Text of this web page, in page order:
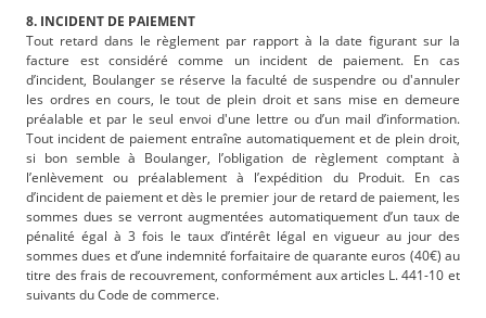
8. INCIDENT DE PAIEMENT
Tout retard dans le règlement par rapport à la date figurant sur la
facture est considéré comme un incident de paiement. En cas
d’incident, Boulanger se réserve la faculté de suspendre ou d'annuler
les ordres en cours, le tout de plein droit et sans mise en demeure
préalable et par le seul envoi d'une lettre ou d’un mail d’information.
Tout incident de paiement entraîne automatiquement et de plein droit,
si bon semble à Boulanger, l’obligation de règlement comptant à
l’enlèvement ou préalablement à l’expédition du Produit. En cas
d’incident de paiement et dès le premier jour de retard de paiement, les
sommes dues se verront augmentées automatiquement d’un taux de
pénalité égal à 3 fois le taux d’intérêt légal en vigueur au jour des
sommes dues et d’une indemnité forfaitaire de quarante euros (40€) au
titre des frais de recouvrement, conformément aux articles L. 441-10 et
suivants du Code de commerce.